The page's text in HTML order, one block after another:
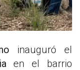
inauguró el
en el barrio